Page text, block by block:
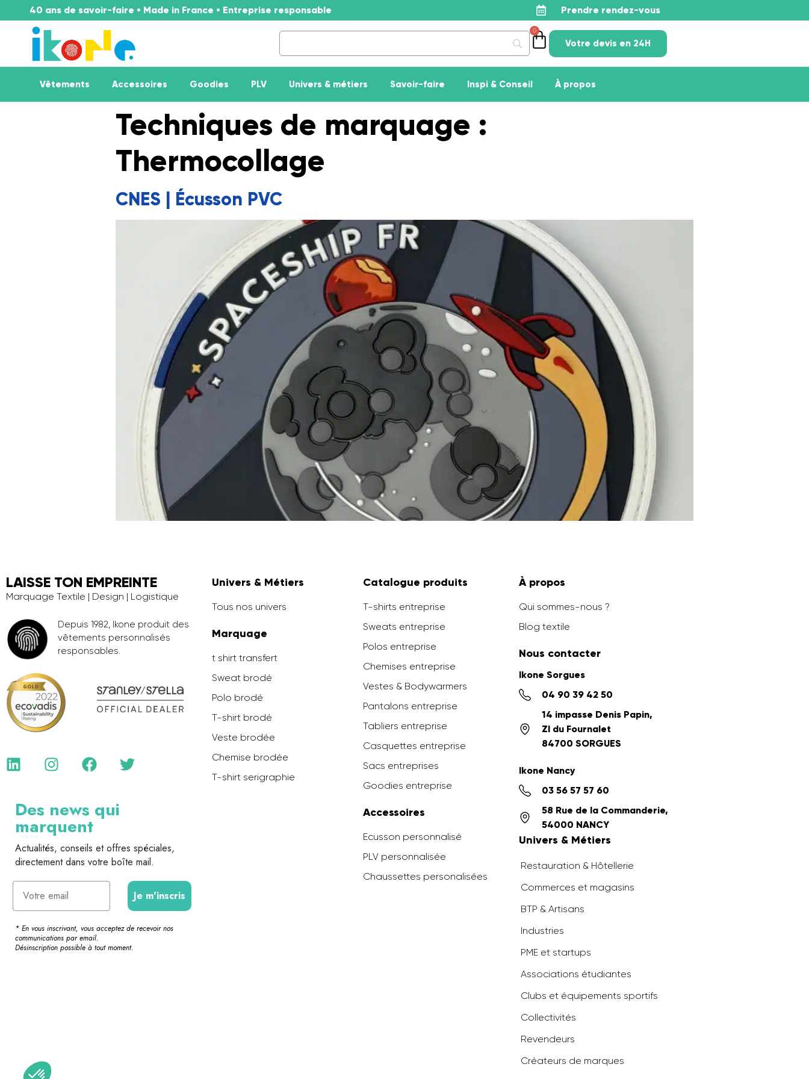
40 ans de savoir-faire • Made in France • Entreprise responsable Prendre rendez-vous
0
Votre devis en 24H
Vêtements Accessoires Goodies PLV Univers & métiers Savoir-faire Inspi & Conseil À propos
Techniques de marquage :
Thermocollage
CNES | Écusson PVC
LAISSE TON EMPREINTE
Marquage Textile | Design | Logistique
Depuis 1982, Ikone produit des
vêtements personnalisés
responsables.
Des news qui
marquent
Actualités, conseils et offres spéciales,
directement dans votre boîte mail.
Email
Je m'inscris
* En vous inscrivant, vous acceptez de recevoir nos
communications par email.
Désinscription possible à tout moment.
Univers & Métiers
Tous nos univers
Marquage
t shirt transfert
Sweat brodé
Polo brodé
T-shirt brodé
Veste brodée
Chemise brodée
T-shirt serigraphie
Catalogue produits
T-shirts entreprise
Sweats entreprise
Polos entreprise
Chemises entreprise
Vestes & Bodywarmers
Pantalons entreprise
Tabliers entreprise
Casquettes entreprise
Sacs entreprises
Goodies entreprise
Accessoires
Ecusson personnalisé
PLV personnalisée
Chaussettes personalisées
À propos
Qui sommes-nous ?
Blog textile
Nous contacter
Ikone Sorgues
04 90 39 42 50
14 impasse Denis Papin,
ZI du Fournalet
84700 SORGUES
Ikone Nancy
03 56 57 57 60
58 Rue de la Commanderie,
54000 NANCY
Univers & Métiers
Restauration & Hôtellerie
Commerces et magasins
BTP & Artisans
Industries
PME et startups
Associations étudiantes
Clubs et équipements sportifs
Collectivités
Revendeurs
Créateurs de marques